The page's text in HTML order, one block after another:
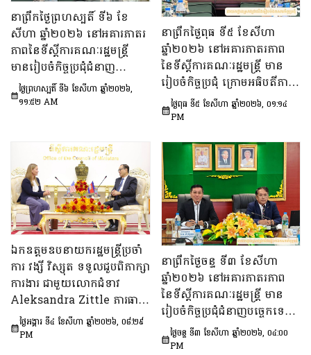
នាព្រឹកថ្ងៃព្រហស្បតិ៍ ទី៦ ខែ
សីហា ឆ្នាំ២០២៦ នៅអគារភាតរ
ភាពនៃទីស្តីការគណៈរដ្ឋមន្រ្តី
មានរៀបចំកិច្ចប្រជុំជំនាញ
បច្ចេកទេស ក្រោមអធិបតីភាព
ឯកឧត្តម សុក ផេង រដ្ឋលេខាធិ
ទី៣នៃក្រុមប្រឹក្សាអ្នកច្បាប់ និង
ឯកឧត្តម ចែម ផល្លា អនុប្រធាន​
និង​ជា​ប្រធាន​ក្រុមការងារទី៣នៃ
ក្រុមប្រឹក្សាសេដ្ឋកិច្ច សង្គមកិច្ច
និង​វប្បធម៌ ដើម្បីពិនិត្យ​និង​
ពិភាក្សា​លើ «សេចក្តីព្រាង
ផែនការ​សកម្មភាពជាតិ​​ស្ដីពី​ការ
បង្ការទប់ស្កាត់​អាពាហ៍ពិពាហ៍​
នៅវ័យក្មេង​និងការ​មាន​ផ្ទៃពោះ​
នៅ​វ័យជំទង់​នៅកម្ពុជា
ឆ្នាំ២០២៦-២០៣០»។
ថ្ងៃព្រហស្បតិ៍ ទី៦ ខែសីហា ឆ្នាំ២០២៦,
១១:៥២ AM
នាព្រឹកថ្ងៃពុធ ទី៥ ខែសីហា
ឆ្នាំ២០២៦ នៅអគារភាតរភាព
នៃទីស្តីការគណៈរដ្ឋមន្រ្តី មាន
រៀបចំកិច្ចប្រជុំ ក្រោមអធិបតីភាព
ឯកឧត្តម ឆឺយ រឿន រដ្ឋលេខាធិ
ការ​ទីស្តីការគណៈរដ្ឋមន្ត្រី ដើម្បី
ព្រាង​គំរូ​របាយការណ៍​សង្ខេប​ស្ដីពី​
វឌ្ឍនភាព​និងសមិទ្ធផល​សំខាន់ៗ​
របស់​រាជរដ្ឋាភិបាល​នៃ​
ព្រះរាជាណាចក្រកម្ពុជា។
ថ្ងៃពុធ ទី៥ ខែសីហា ឆ្នាំ២០២៦, ០១:១៤
PM
ឯកឧត្តមឧបនាយករដ្ឋមន្ត្រីប្រចាំ
ការ វង្សី វិស្សុត ទទួលជួបពិភាក្សា
ការងារ ជាមួយលោកជំទាវ
Aleksandra Zittle ភារធារី
ស្តីទីនៃស្ថានទូតសហរដ្ឋអាម៉េរិក
ប្រចាំកម្ពុជា
ថ្ងៃអង្គារ ទី៤ ខែសីហា ឆ្នាំ២០២៦, ០៨:២៩
PM
នាព្រឹកថ្ងៃចន្ទ ទី៣ ខែសីហា
ឆ្នាំ២០២៦ នៅអគារភាតរភាព
នៃទីស្តីការគណៈរដ្ឋមន្រ្តី មាន
រៀបចំកិច្ចប្រជុំជំនាញបច្ចេកទេស
ក្រោមអធិបតីភាព ឯកឧត្តម លី
ច័ន្ទតុលា រដ្ឋលេខាធិការទីស្តីការ
ថ្ងៃចន្ទ ទី៣ ខែសីហា ឆ្នាំ២០២៦, ០៤:០០
PM